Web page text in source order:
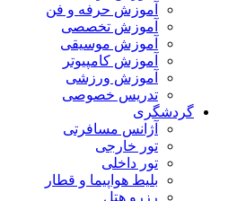
آموزش حرفه و فن
آموزش تخصصی
آموزش موسیقی
آموزش کامپیوتر
آموزش ورزشی
تدریس خصوصی
گردشگری
آژانس مسافرتی
تور خارجی
تور داخلی
بلیط هواپیما و قطار
رزرو هتل